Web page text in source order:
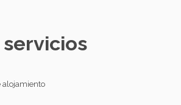
alojamiento